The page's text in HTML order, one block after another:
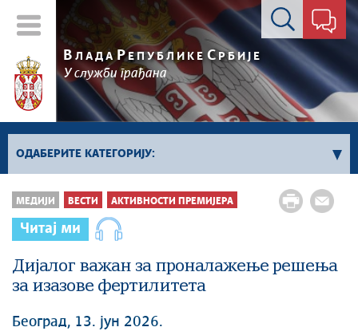
Контакт форма
В ЛАДА РЕПУБЛИКЕ СРБИЈЕ
У служби грађана
ОДАБЕРИТЕ КАТЕГОРИЈУ:
Влада Србије
Активности премијера
Активности потпредседника
Активности Владе
Косово и Метохија
Политика
МЕДИЈИ ВЕСТИ АКТИВНОСТИ ПРЕМИЈЕРА
Читај ми
Дијалог важан за проналажење решења
за изазове фертилитета
Београд, 13. јун 2026.